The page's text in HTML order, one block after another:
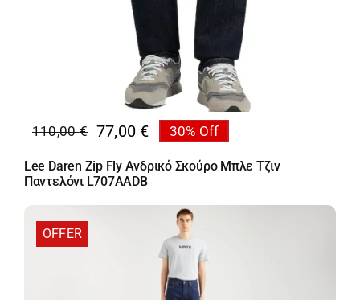
110,00€
Original
price
was:
77,00 €
Η
τρέχουσα
τιμή
77,00 €.
30% Off
Lee Daren Zip Fly Ανδρικό Σκούρο Μπλε Τζιν
Παντελόνι L707AADB
OFFER